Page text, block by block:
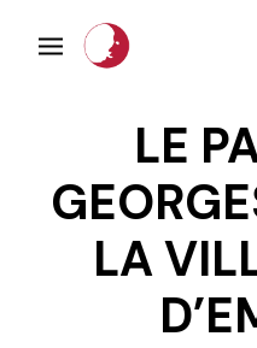
LE
LA